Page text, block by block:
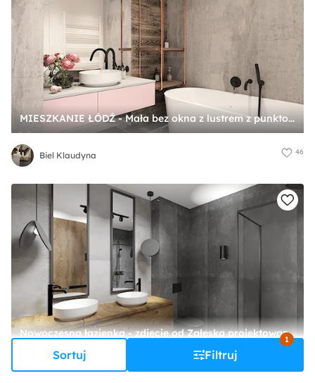
Sortuj Filtruj
1
MIESZKANIE ŁÓDŹ - Mała bez okna z lustrem z punktowym oświetleniem łazienka, styl industrialny - zdjęcie od Biel Klaudyna
Biel Klaudyna 46
Nowoczesna łazienka - zdjęcie od Załęska projektowanie wnętrz
Załęska projektowanie wnętrz